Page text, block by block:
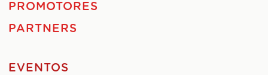
PROMOTORES
PARTNERS
EVENTOS